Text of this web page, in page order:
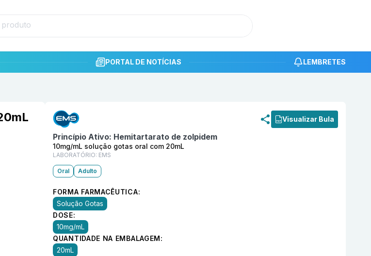
PORTAL DE NOTÍCIAS LEMBRETES
Visualizar Bula
Princípio Ativo: Hemitartarato de zolpidem
10mg/mL solução gotas oral com 20mL
LABORATÓRIO: EMS
Oral Adulto
FORMA FARMACÊUTICA:
Solução Gotas
DOSE:
10mg/mL
QUANTIDADE NA EMBALAGEM:
20mL